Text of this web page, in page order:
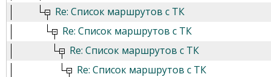
Re: Список маршрутов с ТК
Re: Список маршрутов с ТК
Re: Список маршрутов с ТК
Re: Список маршрутов с ТК